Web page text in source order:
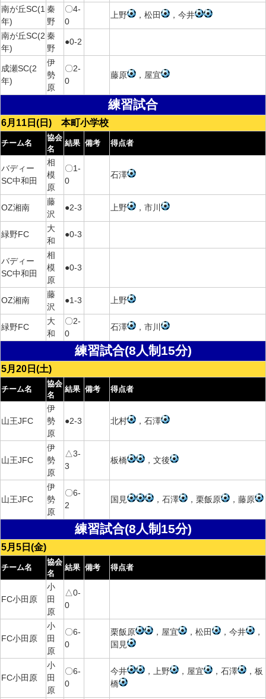
南が丘SC(1
年)
秦
野
〇4-
0
上野 ，松田 ，今井
南が丘SC(2
年)
秦
野
●0-2
成瀬SC(2
年)
伊
勢
原
〇2-
0
藤原 ，屋宜
練習試合
6月11日(日) 本町小学校
チーム名
協会
名
結果 備考 得点者
バディー
SC中和田
相
模
原
〇1-
0
石澤
OZ湘南
藤
沢
●2-3 上野 ，市川
緑野FC
大
和
●0-3
バディー
SC中和田
相
模
原
●0-3
OZ湘南
藤
沢
●1-3 上野
緑野FC
大
和
〇2-
0
石澤 ，市川
練習試合(8人制15分)
5月20日(土)
チーム名
協会
名
結果 備考 得点者
山王JFC
伊
勢
原
●2-3 北村 ，石澤
山王JFC
伊
勢
原
△3-
3
板橋 ，文後
山王JFC
伊
勢
原
〇6-
2
国見 ，石澤 ，栗飯原 ，藤原
練習試合(8人制15分)
5月5日(金)
チーム名
協会
名
結果 備考 得点者
FC小田原
小
田
原
△0-
0
FC小田原
小
田
原
〇6-
0
栗飯原 ，屋宜 ，松田 ，今井
，
国見
FC小田原
小
田
原
〇6-
0
今井 ，上野 ，屋宜 ，石澤
，板
橋